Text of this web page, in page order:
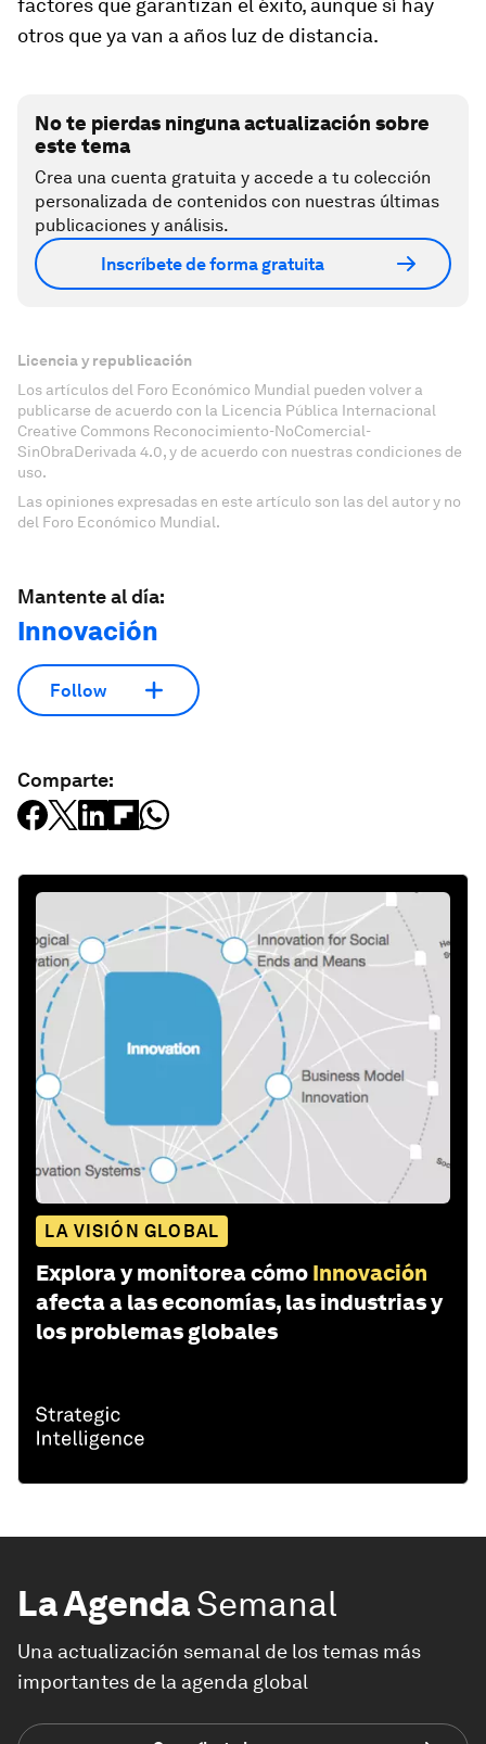
factores que garantizan el éxito, aunque sí hay
otros que ya van a años luz de distancia.
No te pierdas ninguna actualización sobre
este tema
Crea una cuenta gratuita y accede a tu colección
personalizada de contenidos con nuestras últimas
publicaciones y análisis.
Inscríbete de forma gratuita
Licencia y republicación
Los artículos del Foro Económico Mundial pueden volver a
publicarse de acuerdo con la Licencia Pública Internacional
Creative Commons Reconocimiento-NoComercial-
SinObraDerivada 4.0, y de acuerdo con nuestras condiciones de
uso.
Las opiniones expresadas en este artículo son las del autor y no
del Foro Económico Mundial.
Mantente al día:
Innovación
Follow
Comparte:
LA VISIÓN GLOBAL
Explora y monitorea cómo Innovación
afecta a las economías, las industrias y
los problemas globales
La AgendaSemanal
Una actualización semanal de los temas más
importantes de la agenda global